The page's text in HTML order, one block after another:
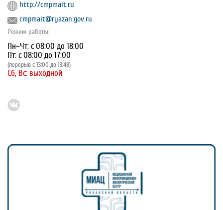
http://cmpmait.ru
cmpmait@ryazan.gov.ru
Режим работы:
Пн–Чт: с 08:00 до 18:00
Пт: с 08:00 до 17:00
(перерыв с 13:00 до 13:48)
Сб, Вс: выходной